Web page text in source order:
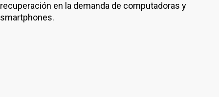
recuperación en la demanda de computadoras y
smartphones.